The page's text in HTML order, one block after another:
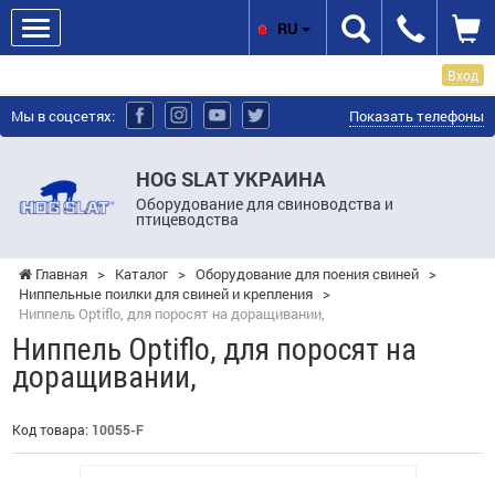
Вход
Мы в соцсетях: Показать телефоны
HOG SLAT УКРАИНА
Оборудование для свиноводства и
птицеводства
RU
Главная > Каталог > Оборудование для поения свиней >
Ниппельные поилки для свиней и крепления >
Ниппель Optiflo, для поросят на доращивании,
Ниппель Optiflo, для поросят на
доращивании,
Код товара: 10055-F